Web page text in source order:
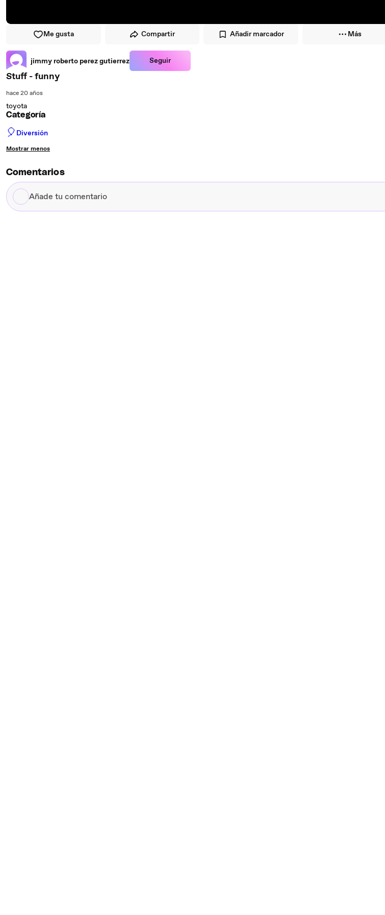
Me gusta Compartir Añadir marcador Más
jimmy roberto perez gutierrez Seguir
Stuff - funny
hace 20 años
toyota
Categoría
🎈 Diversión
Mostrar menos
Comentarios
Añade
tu